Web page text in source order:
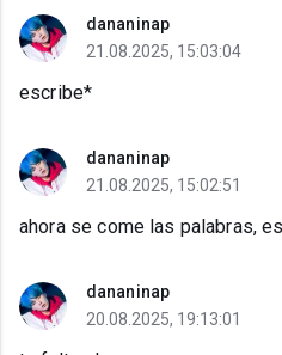
dananinap
21.08.2025, 15:03:04
escribe*
dananinap
21.08.2025, 15:02:51
ahora se come las palabras,
dananinap
20.08.2025, 19:13:01